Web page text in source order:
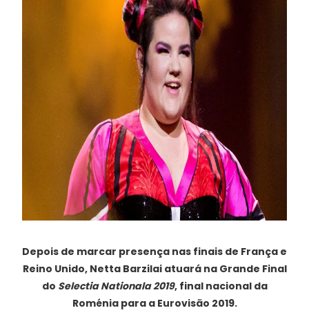
Depois de marcar presença nas finais de França e
Reino Unido, Netta Barzilai atuará na Grande Final
do Selectia Nationala 2019, final nacional da
Roménia para a Eurovisão 2019.